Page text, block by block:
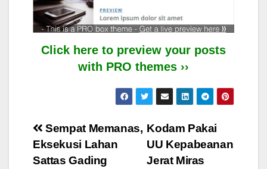
Click here to preview your posts
with PRO themes ››
Post
navigation
Kodam Pakai
UU Kepabeanan
Jerat Miras
Sempat Memanas,
Eksekusi Lahan
Sattas Gading